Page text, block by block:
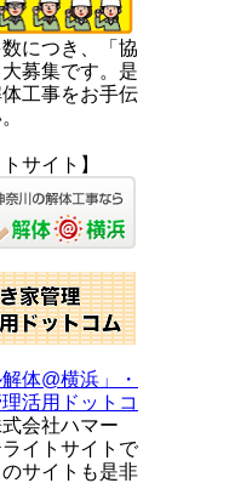
につき、「協
募集です。是
工事をお手伝
サイト】
解体@横浜」・
理活用ドットコ
会社ハマー
イトサイトで
サイトも是非